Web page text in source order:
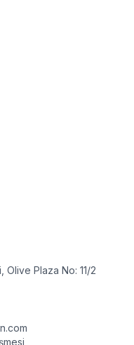
Olive Plaza No: 11/2